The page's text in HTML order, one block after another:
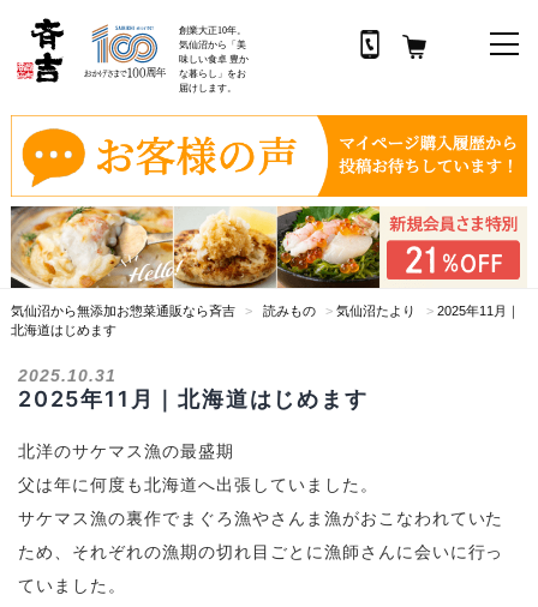
コ
ン
ツ
へ
ス
キ
ッ
創業大正10年。
気仙沼から「美
味しい食卓 豊か
な暮らし」をお
届けします。
気仙沼から無添加お惣菜通販なら斉吉 > 読みもの >気仙沼たより > 2025年11月｜
北海道はじめます
2025.10.31
2025年11月｜北海道はじめます
北洋のサケマス漁の最盛期
父は年に何度も北海道へ出張していました。
サケマス漁の裏作でまぐろ漁やさんま漁がおこなわれていた
ため、それぞれの漁期の切れ目ごとに漁師さんに会いに行っ
ていました。